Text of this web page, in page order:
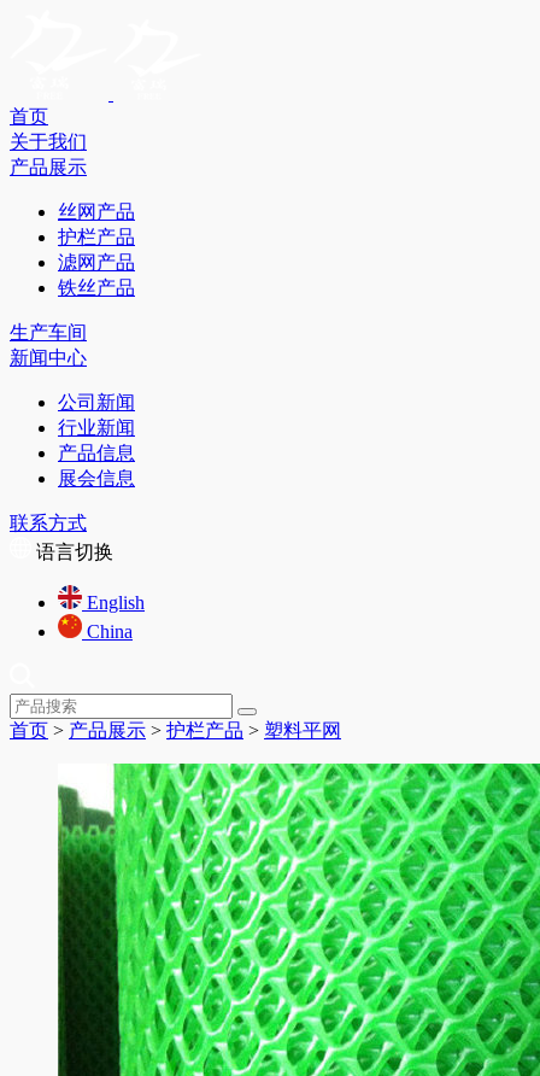
首页
关于我们
产品展示
丝网产品
护栏产品
滤网产品
铁丝产品
生产车间
新闻中心
公司新闻
行业新闻
产品信息
展会信息
联系方式
语言切换
English
China
首页 > 产品展示 > 护栏产品 > 塑料平网